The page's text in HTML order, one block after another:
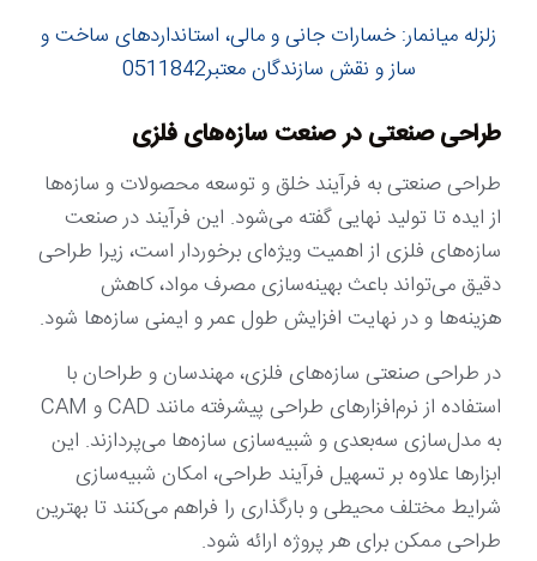
زلزله میانمار: خسارات جانی و مالی، استانداردهای ساخت و
ساز و نقش سازندگان معتبر0511842
طراحی صنعتی در صنعت سازه‌های فلزی
طراحی صنعتی به فرآیند خلق و توسعه محصولات و سازه‌ها
از ایده تا تولید نهایی گفته می‌شود. این فرآیند در صنعت
سازه‌های فلزی از اهمیت ویژه‌ای برخوردار است، زیرا طراحی
دقیق می‌تواند باعث بهینه‌سازی مصرف مواد، کاهش
هزینه‌ها و در نهایت افزایش طول عمر و ایمنی سازه‌ها شود.
در طراحی صنعتی سازه‌های فلزی، مهندسان و طراحان با
استفاده از نرم‌افزارهای طراحی پیشرفته مانند CAD و CAM
به مدل‌سازی سه‌بعدی و شبیه‌سازی سازه‌ها می‌پردازند. این
ابزارها علاوه بر تسهیل فرآیند طراحی، امکان شبیه‌سازی
شرایط مختلف محیطی و بارگذاری را فراهم می‌کنند تا بهترین
طراحی ممکن برای هر پروژه ارائه شود.